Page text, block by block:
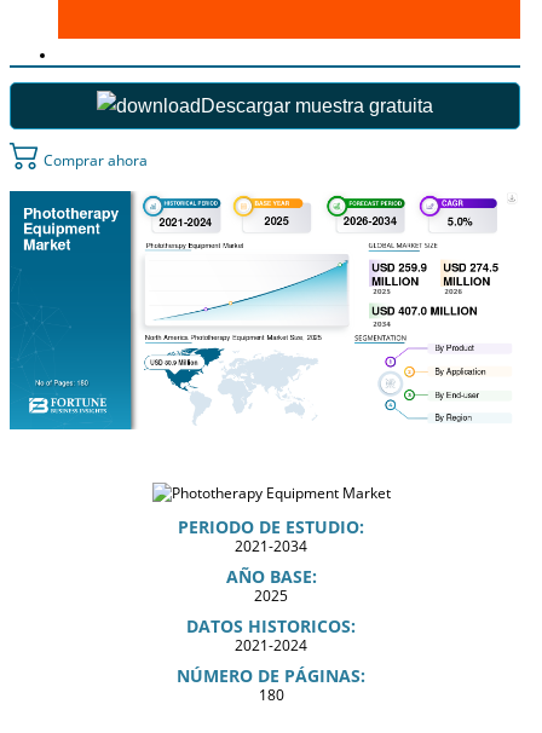
Descargar muestra gratuita
Comprar ahora
PERIODO DE ESTUDIO:
2021-2034
AÑO BASE:
2025
DATOS HISTORICOS:
2021-2024
NÚMERO DE PÁGINAS:
180